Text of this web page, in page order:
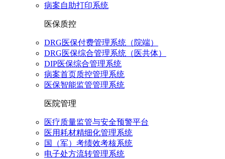
病案自助打印系统
医保质控
DRG医保付费管理系统（院端）
DRG医保综合管理系统（医共体）
DIP医保综合管理系统
病案首页质控管理系统
医保智能监管管理系统
医院管理
医疗质量监管与安全预警平台
医用耗材精细化管理系统
国（军）考绩效考核系统
电子处方流转管理系统